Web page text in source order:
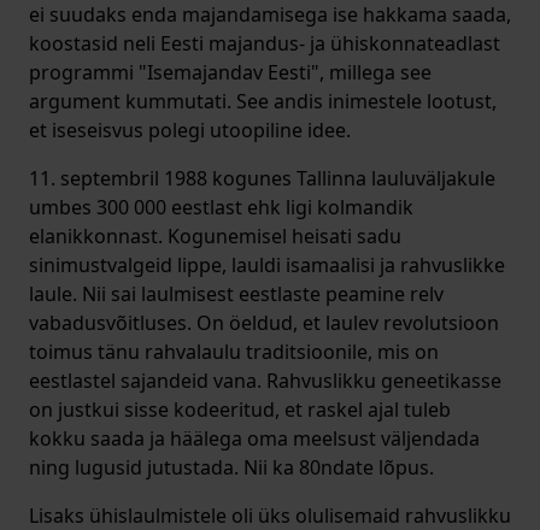
ei suudaks enda majandamisega ise hakkama saada,
koostasid neli Eesti majandus- ja ühiskonnateadlast
programmi "Isemajandav Eesti", millega see
argument kummutati. See andis inimestele lootust,
et iseseisvus polegi utoopiline idee.
11. septembril 1988 kogunes Tallinna lauluväljakule
umbes 300 000 eestlast ehk ligi kolmandik
elanikkonnast. Kogunemisel heisati sadu
sinimustvalgeid lippe, lauldi isamaalisi ja rahvuslikke
laule. Nii sai laulmisest eestlaste peamine relv
vabadusvõitluses. On öeldud, et laulev revolutsioon
toimus tänu rahvalaulu traditsioonile, mis on
eestlastel sajandeid vana. Rahvuslikku geneetikasse
on justkui sisse kodeeritud, et raskel ajal tuleb
kokku saada ja häälega oma meelsust väljendada
ning lugusid jutustada. Nii ka 80ndate lõpus.
Lisaks ühislaulmistele oli üks olulisemaid rahvuslikku